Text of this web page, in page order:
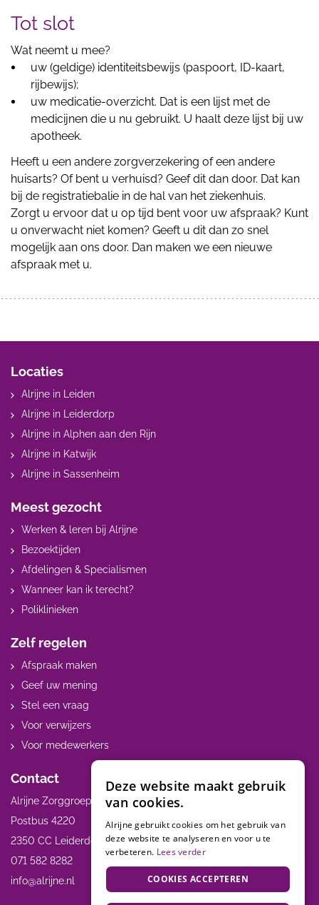
Tot slot
Wat neemt u mee?
uw (geldige) identiteitsbewijs (paspoort, ID-kaart,
rijbewijs);
uw medicatie-overzicht. Dat is een lijst met de
medicijnen die u nu gebruikt. U haalt deze lijst bij uw
apotheek.
Heeft u een andere zorgverzekering of een andere
huisarts? Of bent u verhuisd? Geef dit dan door. Dat kan
bij de registratiebalie in de hal van het ziekenhuis.
Zorgt u ervoor dat u op tijd bent voor uw afspraak? Kunt
u onverwacht niet komen? Geeft u dit dan zo snel
mogelijk aan ons door. Dan maken we een nieuwe
afspraak met u.
Locaties
Alrijne in Leiden
Alrijne in Leiderdorp
Alrijne in Alphen aan den Rijn
Alrijne in Katwijk
Alrijne in Sassenheim
Meest gezocht
Werken & leren bij Alrijne
Bezoektijden
Afdelingen & Specialismen
Wanneer kan ik terecht?
Poliklinieken
Zelf regelen
Afspraak maken
Geef uw mening
Stel een vraag
Voor verwijzers
Voor medewerkers
Contact
Alrijne Zorggroep
Postbus 4220
2350 CC Leiderdorp
071 582 8282
info@alrijne.nl
Deze website maakt gebruik
van cookies.
Alrijne gebruikt cookies om het gebruik van
deze website te analyseren en voor u te
verbeteren. Lees verder
COOKIES ACCEPTEREN